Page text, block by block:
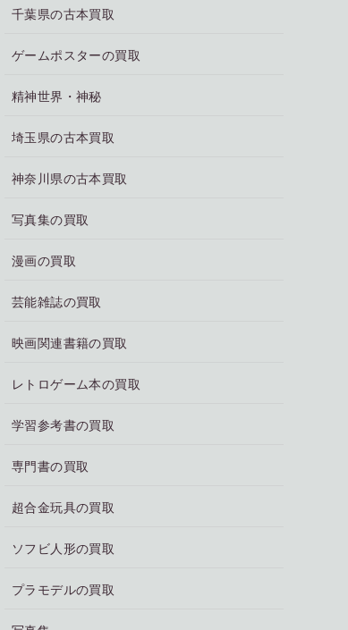
千葉県の古本買取
ゲームポスターの買取
精神世界・神秘
埼玉県の古本買取
神奈川県の古本買取
写真集の買取
漫画の買取
芸能雑誌の買取
映画関連書籍の買取
レトロゲーム本の買取
学習参考書の買取
専門書の買取
超合金玩具の買取
ソフビ人形の買取
プラモデルの買取